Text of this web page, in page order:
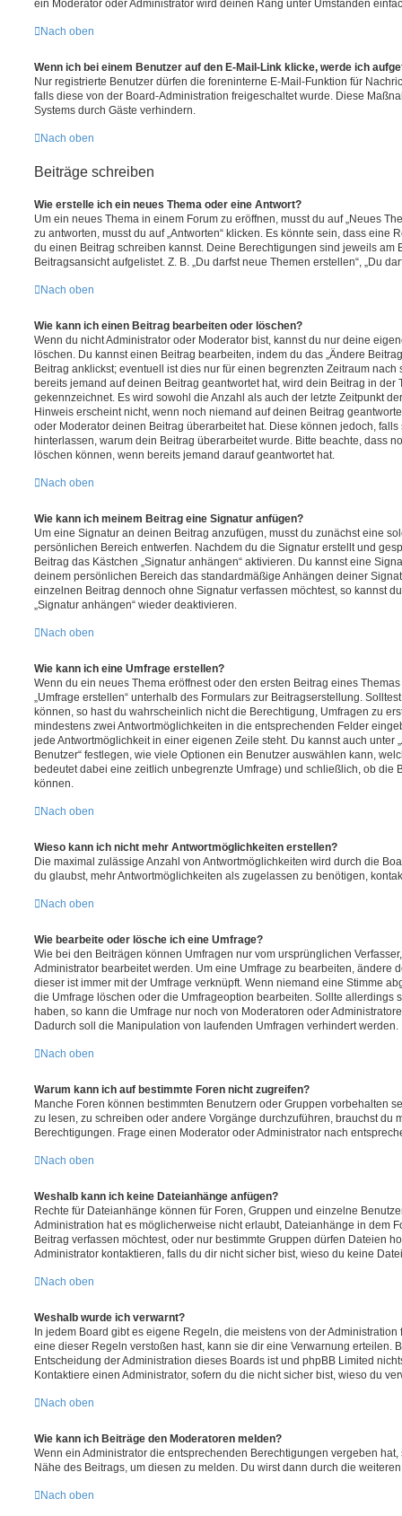
ein Moderator oder Administrator wird deinen Rang unter Umständen
Nach oben
Wenn ich bei einem Benutzer auf den E-Mail-Link klicke, werde ich
Nur registrierte Benutzer dürfen die foreninterne E-Mail-Funktion für
falls diese von der Board-Administration freigeschaltet wurde. Diese
Systems durch Gäste verhindern.
Nach oben
Beiträge schreiben
Wie erstelle ich ein neues Thema oder eine Antwort?
Um ein neues Thema in einem Forum zu eröffnen, musst du auf „Neues
zu antworten, musst du auf „Antworten“ klicken. Es könnte sein, dass eine
du einen Beitrag schreiben kannst. Deine Berechtigungen sind jeweils am
Beitragsansicht aufgelistet. Z. B. „Du darfst neue Themen erstellen“, „Du
Nach oben
Wie kann ich einen Beitrag bearbeiten oder löschen?
Wenn du nicht Administrator oder Moderator bist, kannst du nur deine
löschen. Du kannst einen Beitrag bearbeiten, indem du das „Ändere
Beitrag anklickst; eventuell ist dies nur für einen begrenzten Zeitraum
bereits jemand auf deinen Beitrag geantwortet hat, wird dein Beitrag in der
gekennzeichnet. Es wird sowohl die Anzahl als auch der letzte Zeitpunkt
Hinweis erscheint nicht, wenn noch niemand auf deinen Beitrag
oder Moderator deinen Beitrag überarbeitet hat. Diese können jedoch,
hinterlassen, warum dein Beitrag überarbeitet wurde. Bitte beachte, dass
löschen können, wenn bereits jemand darauf geantwortet hat.
Nach oben
Wie kann ich meinem Beitrag eine Signatur anfügen?
Um eine Signatur an deinen Beitrag anzufügen, musst du zunächst eine
persönlichen Bereich entwerfen. Nachdem du die Signatur erstellt und
Beitrag das Kästchen „Signatur anhängen“ aktivieren. Du kannst eine
deinem persönlichen Bereich das standardmäßige Anhängen deiner
einzelnen Beitrag dennoch ohne Signatur verfassen möchtest, so kannst
„Signatur anhängen“ wieder deaktivieren.
Nach oben
Wie kann ich eine Umfrage erstellen?
Wenn du ein neues Thema eröffnest oder den ersten Beitrag eines
„Umfrage erstellen“ unterhalb des Formulars zur Beitragserstellung.
können, so hast du wahrscheinlich nicht die Berechtigung, Umfragen zu
mindestens zwei Antwortmöglichkeiten in die entsprechenden Felder
jede Antwortmöglichkeit in einer eigenen Zeile steht. Du kannst auch unter
Benutzer“ festlegen, wie viele Optionen ein Benutzer auswählen kann,
bedeutet dabei eine zeitlich unbegrenzte Umfrage) und schließlich, ob die
können.
Nach oben
Wieso kann ich nicht mehr Antwortmöglichkeiten erstellen?
Die maximal zulässige Anzahl von Antwortmöglichkeiten wird durch die
du glaubst, mehr Antwortmöglichkeiten als zugelassen zu benötigen,
Nach oben
Wie bearbeite oder lösche ich eine Umfrage?
Wie bei den Beiträgen können Umfragen nur vom ursprünglichen
Administrator bearbeitet werden. Um eine Umfrage zu bearbeiten, ändere
dieser ist immer mit der Umfrage verknüpft. Wenn niemand eine Stimme
die Umfrage löschen oder die Umfrageoption bearbeiten. Sollte allerdings
haben, so kann die Umfrage nur noch von Moderatoren oder
Dadurch soll die Manipulation von laufenden Umfragen verhindert werden.
Nach oben
Warum kann ich auf bestimmte Foren nicht zugreifen?
Manche Foren können bestimmten Benutzern oder Gruppen vorbehalten
zu lesen, zu schreiben oder andere Vorgänge durchzuführen, brauchst du
Berechtigungen. Frage einen Moderator oder Administrator nach
Nach oben
Weshalb kann ich keine Dateianhänge anfügen?
Rechte für Dateianhänge können für Foren, Gruppen und einzelne
Administration hat es möglicherweise nicht erlaubt, Dateianhänge in dem
Beitrag verfassen möchtest, oder nur bestimmte Gruppen dürfen Dateien
Administrator kontaktieren, falls du dir nicht sicher bist, wieso du keine
Nach oben
Weshalb wurde ich verwarnt?
In jedem Board gibt es eigene Regeln, die meistens von der
eine dieser Regeln verstoßen hast, kann sie dir eine Verwarnung erteilen.
Entscheidung der Administration dieses Boards ist und phpBB Limited
Kontaktiere einen Administrator, sofern du die nicht sicher bist, wieso du
Nach oben
Wie kann ich Beiträge den Moderatoren melden?
Wenn ein Administrator die entsprechenden Berechtigungen vergeben
Nähe des Beitrags, um diesen zu melden. Du wirst dann durch die
Nach oben